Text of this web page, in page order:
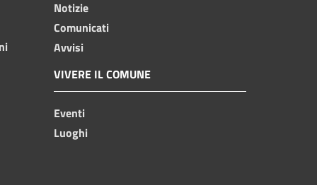
Notizie
Comunicati
Avvisi
VIVERE IL COMUNE
Eventi
Luoghi